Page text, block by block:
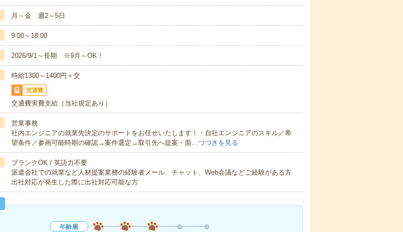
月～金 週2～5日
9:00～18:00
2026/9/1～長期 ※9月～OK！
時給1300～1400円＋交
交通費
交通費実費支給（当社規定あり）
営業事務
社内エンジニアの就業先決定のサポートをお任せいたします！・自社エンジニアのスキル／希
望条件／参画可能時期の確認→案件選定→取引先へ提案・面… つづきを見る
ブランクOK / 英語力不要
派遣会社での就業など人材提案業務の経験者メール、チャット、Web会議などご経験がある方
出社対応が発生した際に出社対応可能な方
年齢層